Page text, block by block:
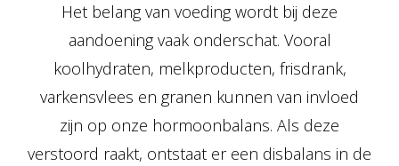
Het belang van voeding wordt bij deze
aandoening vaak onderschat. Vooral
koolhydraten, melkproducten, frisdrank,
varkensvlees en granen kunnen van invloed
zijn op onze hormoonbalans. Als deze
verstoord raakt, ontstaat er een disbalans in de